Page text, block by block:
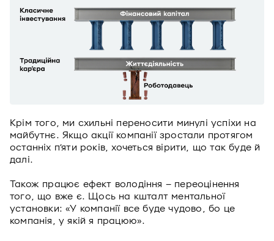
Крім того, ми схильні переносити минулі успіхи на
майбутнє. Якщо акції компанії зростали протягом
останніх п’яти років, хочеться вірити, що так буде й
далі.
Також працює ефект володіння – переоцінення
того, що вже є. Щось на кшталт ментальної
установки: «У компанії все буде чудово, бо це
компанія, у якій я працюю».